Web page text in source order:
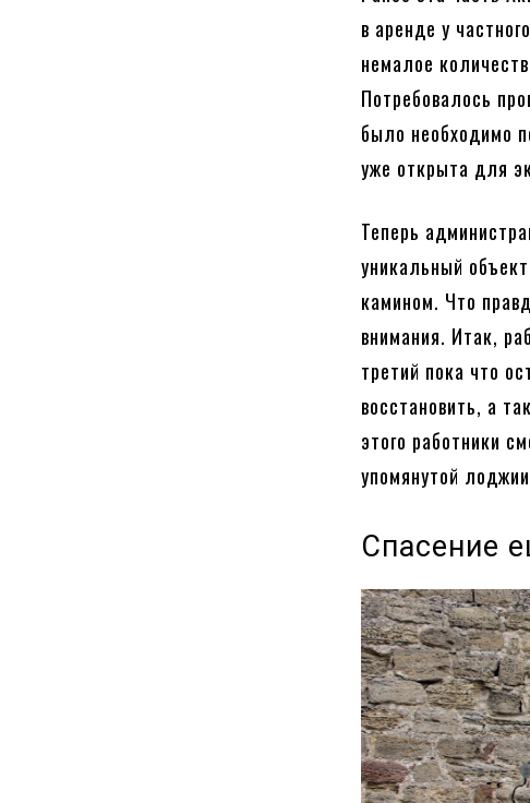
в аренде у
немалое
Потребовалось
было необходимо
уже открыта для
Теперь
уникальный
камином. Что
внимания. Итак,
третий пока что
восстановить, а
этого работники
упомянутой
Спасение